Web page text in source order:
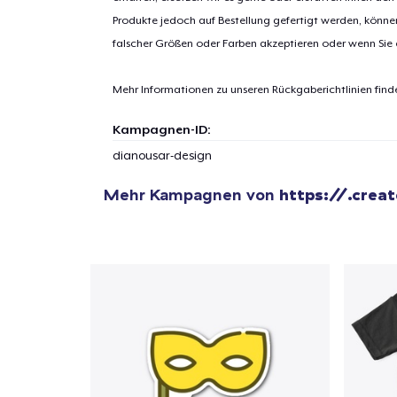
Produkte jedoch auf Bestellung gefertigt werden,
falscher Größen oder Farben akzeptieren oder wenn
Mehr Informationen zu unseren Rückgaberichtlinien
Kampagnen-ID:
dianousar-design
Mehr Kampagnen von https://